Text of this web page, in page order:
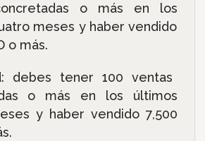
o más en los
meses y haber vendido
o más.
: debes tener 100 ventas
o más en los últimos
y haber vendido 7,500